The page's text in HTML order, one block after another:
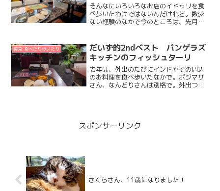
そんなにいろいろなお店のイドゥリを食
べ歩いたわけではないんだけれど。数少
ない経験のなかで今のところは、先月初
たりでのオシゴトの日に、出勤前に寄る
のにちょうどよい場所にあ...
東京 食べたり歩いたり
だいず的2ndベスト バンゲラズ
キッチンのフィッシュターリ
去年は、外出のたびにインドやその周辺
のお料理を食べ歩いたなかで。ポジマサ
さん、なんどりさんは別格で。外出つい
スポンサーリンク
さくらさん、11歳になりました！